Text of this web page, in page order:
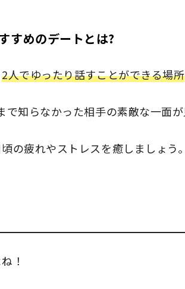
すめのデートとは?
2人でゆったり話すことができる場所
知らなかった相手の素敵な一面が
の疲れやストレスを癒しましょう。
！